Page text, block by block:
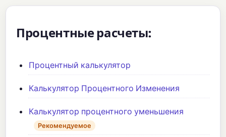
Процентные расчеты:
Процентный калькулятор
Калькулятор Процентного Изменения
Калькулятор процентного уменьшения
Рекомендуемое